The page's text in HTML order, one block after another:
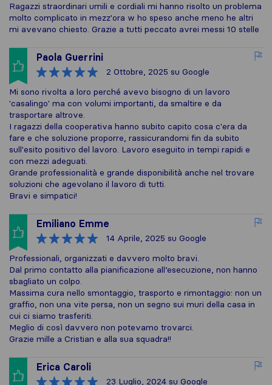
Ragazzi straordinari umili e cordiali mi hanno risolto un problema
molto complicato in mezz'ora w ho speso anche meno he altri
mi avevano chiesto. Grazie a tutti peccato avrei messi 10 stelle
Paola Guerrini
2 Ottobre, 2025 su Google
Mi sono rivolta a loro perché avevo bisogno di un lavoro
'casalingo' ma con volumi importanti, da smaltire e da
trasportare altrove.
I ragazzi della cooperativa hanno subito capito cosa c'era da
fare e che soluzione proporre, rassicurandomi fin da subito
sull'esito positivo del lavoro. Lavoro eseguito in tempi rapidi e
con mezzi adeguati.
Grande professionalità e grande disponibilità anche nel trovare
soluzioni che agevolano il lavoro di tutti.
Bravi e simpatici!
Emiliano Emme
14 Aprile, 2025 su Google
Professionali, organizzati e davvero molto bravi.
Dal primo contatto alla pianificazione all’esecuzione, non hanno
sbagliato un colpo.
Massima cura nello smontaggio, trasporto e rimontaggio: non un
graffio, non una vite persa, non un segno sui muri della casa in
cui ci siamo trasferiti.
Meglio di così davvero non potevamo trovarci.
Grazie mille a Cristian e alla sua squadra!!
Erica Caroli
23 Luglio, 2024 su Google